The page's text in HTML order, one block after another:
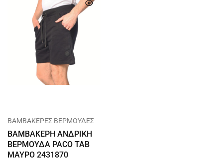
ΒΑΜΒΑΚΕΡΕΣ ΒΕΡΜΟΥΔΕΣ
ΒΑΜΒΑΚΕΡΗ ΑΝΔΡΙΚΗ
ΒΕΡΜΟΥΔΑ PACO TAB
ΜΑΥΡΟ 2431870